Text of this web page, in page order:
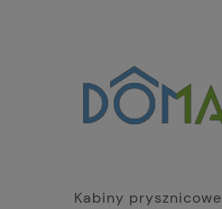
Kabiny prysznicowe